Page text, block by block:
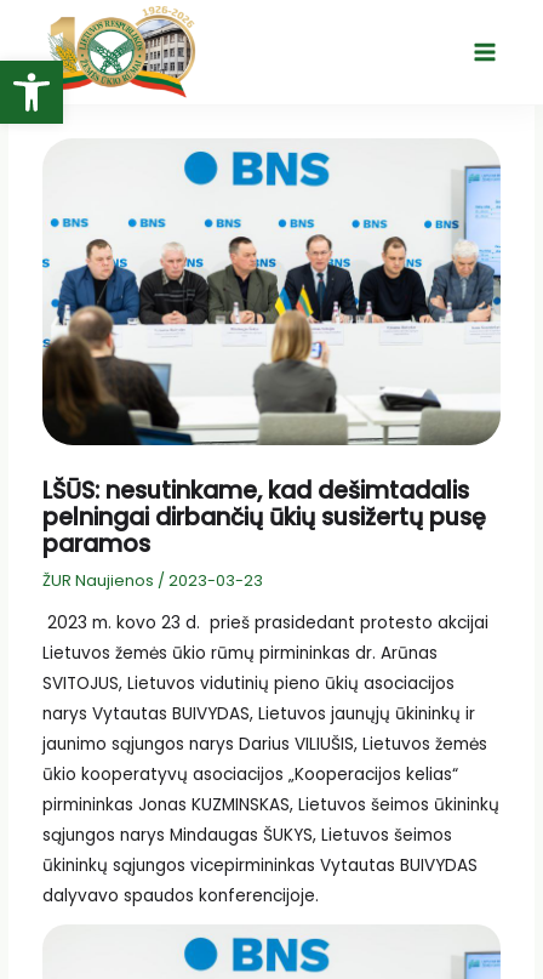
Open toolbar
turinio
Main
LŠŪS: nesutinkame, kad dešimtadalis
pelningai dirbančių ūkių susižertų pusę
paramos
ŽUR Naujienos / 2023-03-23
2023 m. kovo 23 d. prieš prasidedant protesto akcijai
Lietuvos žemės ūkio rūmų pirmininkas dr. Arūnas
SVITOJUS, Lietuvos vidutinių pieno ūkių asociacijos
narys Vytautas BUIVYDAS, Lietuvos jaunųjų ūkininkų ir
jaunimo sąjungos narys Darius VILIUŠIS, Lietuvos žemės
ūkio kooperatyvų asociacijos „Kooperacijos kelias“
pirmininkas Jonas KUZMINSKAS, Lietuvos šeimos ūkininkų
sąjungos narys Mindaugas ŠUKYS, Lietuvos šeimos
ūkininkų sąjungos vicepirmininkas Vytautas BUIVYDAS
dalyvavo spaudos konferencijoje.